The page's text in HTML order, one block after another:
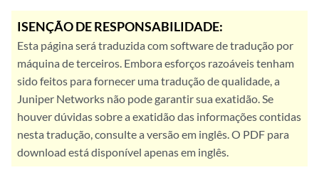
ISENÇÃO DE RESPONSABILIDADE:
Esta página será traduzida com software de tradução por
máquina de terceiros. Embora esforços razoáveis tenham
sido feitos para fornecer uma tradução de qualidade, a
Juniper Networks não pode garantir sua exatidão. Se
houver dúvidas sobre a exatidão das informações contidas
nesta tradução, consulte a versão em inglês. O PDF para
download está disponível apenas em inglês.